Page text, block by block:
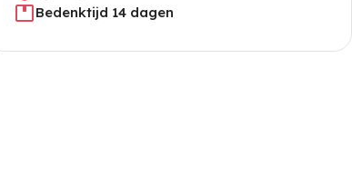
Bedenktijd 14 dagen